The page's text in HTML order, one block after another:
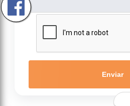
Enviar